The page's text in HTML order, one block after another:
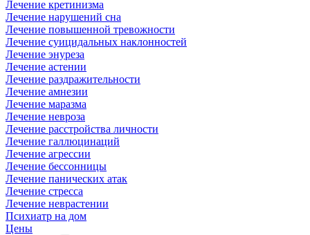
Лечение кретинизма
Лечение нарушений сна
Лечение повышенной тревожности
Лечение суицидальных наклонностей
Лечение энуреза
Лечение астении
Лечение раздражительности
Лечение амнезии
Лечение маразма
Лечение невроза
Лечение расстройства личности
Лечение галлюцинаций
Лечение агрессии
Лечение бессонницы
Лечение панических атак
Лечение стресса
Лечение неврастении
Психиатр на дом
Цены